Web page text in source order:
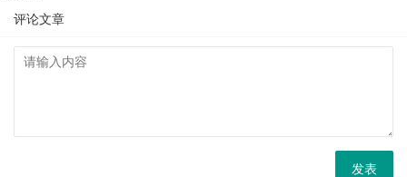
评论文章
发表